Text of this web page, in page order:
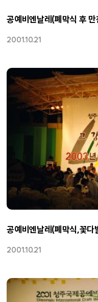
공예비엔날레(폐막식 후
2001.10.21
공예비엔날레(폐막식,꽃다
2001.10.21